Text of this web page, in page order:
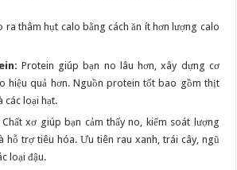
ra thâm hụt calo bằng cách ăn ít hơn lượng calo
Protein giúp bạn no lâu hơn, xây dựng cơ
hiệu quả hơn. Nguồn protein tốt bao gồm thịt
các loại hạt.
Chất xơ giúp bạn cảm thấy no, kiểm soát lượng
hỗ trợ tiêu hóa. Ưu tiên rau xanh, trái cây, ngũ
loại đậu.